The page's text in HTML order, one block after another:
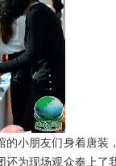
小朋友们身着唐装
为现场观众奉上了